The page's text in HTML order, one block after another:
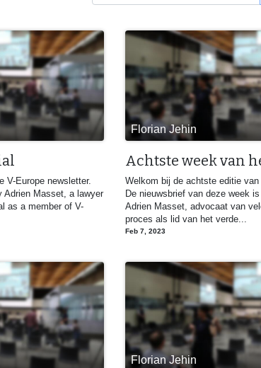
V-Europe newsletter.
Adrien Masset, a lawyer
as a member of V-
Florian Jehin
Achtste week van
Welkom bij de achtste editie van
De nieuwsbrief van deze week
Adrien Masset, advocaat van
proces als lid van het verde...
Feb 7, 2023
Florian Jehin